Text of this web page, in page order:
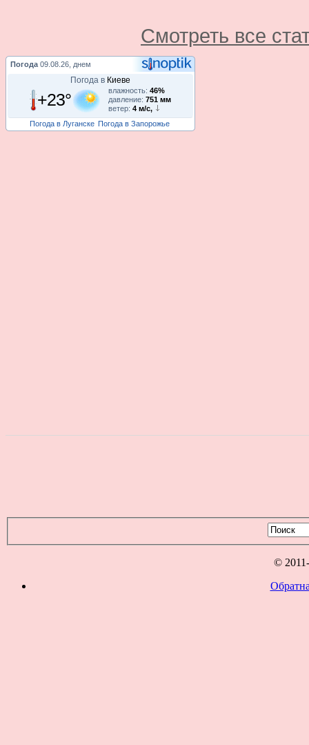
Смотреть все
Погода 09.08.26, днем
Погода в Киеве
+23° влажность: 46%
давление: 751 мм
ветер: 4 м/с,
Погода в Луганске Погода в Запорожье
©